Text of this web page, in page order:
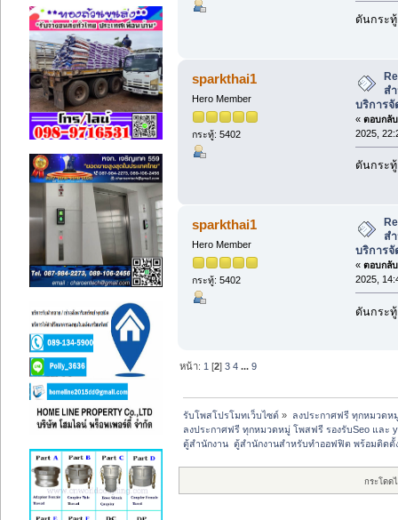
ดันกระทู้
sparkthai1
Hero Member
กระทู้: 5402
ส
บริการจั
« ตอบกลั
2025,
ดันกระทู้
sparkthai1
Hero Member
กระทู้: 5402
ส
บริการจั
« ตอบกลั
2025,
ดันกระทู้
หน้า: 1 [2]3 4 ...9
รับโพสโปรโมทเว็บไซต์ » ลงประกาศฟรี ทุกหมวดห
ลงประกาศฟรี ทุกหมวดหมู่ โพสฟรี รองรับSeo และ
ตู้สํานักงาน  ตู้สำนักงานสำหรับทำออฟฟิต พร้อมติดตั้
กระโดด